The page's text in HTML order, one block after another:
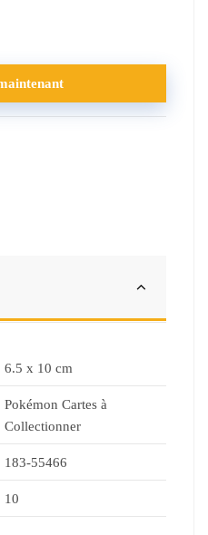
6.5 x 10 cm
Pokémon Cartes à
Collectionner
183-55466
10